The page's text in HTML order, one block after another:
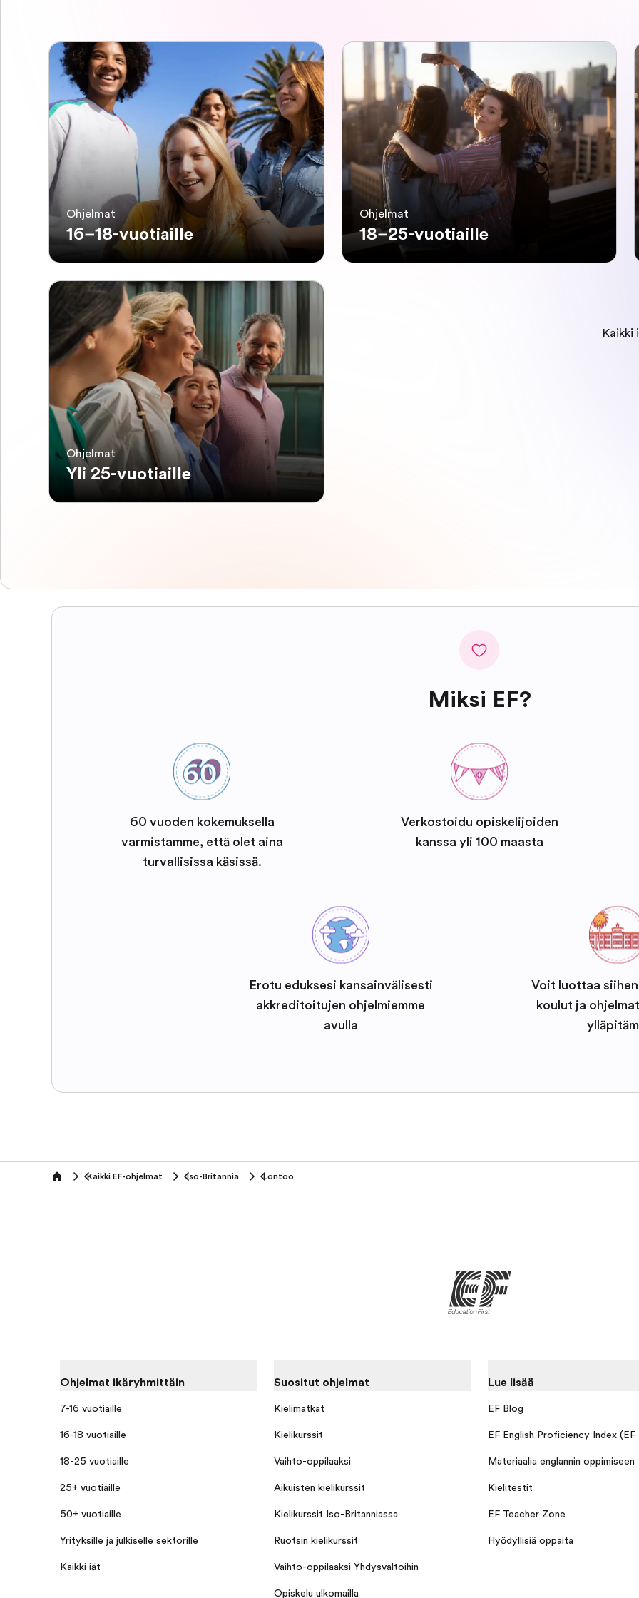
Ohjelmat
16–18-vuotiaille
Ohjelmat
18–25-vuotiaille
Ohjelmat
Yli 25-vuotiaille
Kaikki
Miksi EF?
60 vuoden kokemuksella
varmistamme, että olet aina
turvallisissa käsissä.
Verkostoidu opiskelijoiden
kanssa yli 100 maasta
Erotu eduksesi kansainvälisesti
akkreditoitujen ohjelmiemme
avulla
Voit luottaa
koulut ja
home Kaikki EF-ohjelmat Iso-Britannia Lontoo
Ohjelmat ikäryhmittäin
7-16 vuotiaille
16-18 vuotiaille
18-25 vuotiaille
25+ vuotiaille
50+ vuotiaille
Yrityksille ja julkiselle sektorille
Kaikki iät
Suositut ohjelmat
Kielimatkat
Kielikurssit
Vaihto-oppilaaksi
Aikuisten kielikurssit
Kielikurssit Iso-Britanniassa
Ruotsin kielikurssit
Vaihto-oppilaaksi Yhdysvaltoihin
Opiskelu ulkomailla
Lue lisää
EF Blog
EF English Proficiency Index (EF
Materiaalia englannin oppimiseen
Kielitestit
EF Teacher Zone
Hyödyllisiä oppaita